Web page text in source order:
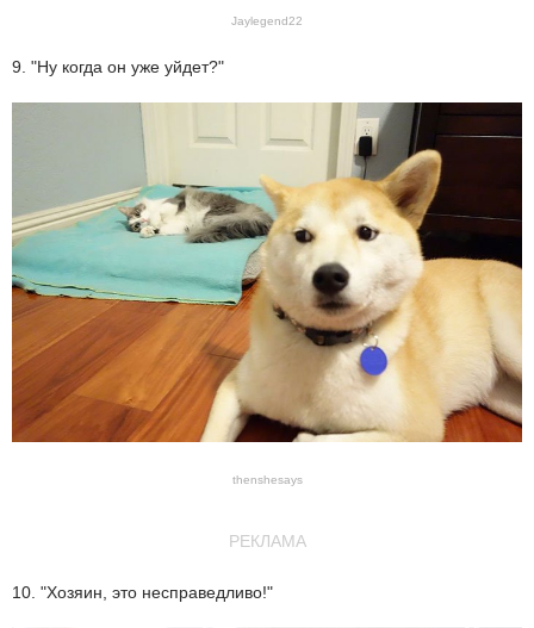
Jaylegend22
9. "Ну когда он уже уйдет?"
thenshesays
РЕКЛАМА
10. "Хозяин, это несправедливо!"